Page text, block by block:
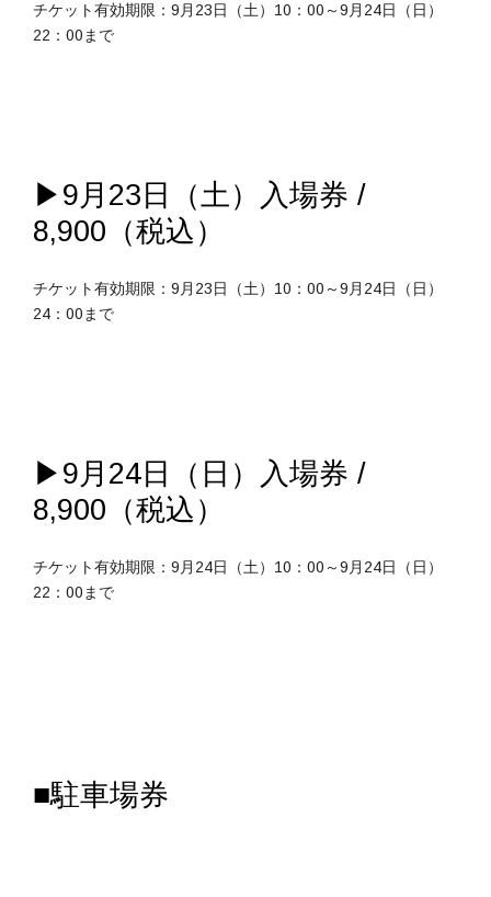
チケット有効期限：9月23日（土）10：00～9月24日（日）
22：00まで
▶9月23日（土）入場券 /
8,900（税込）
チケット有効期限：9月23日（土）10：00～9月24日（日）
24：00まで
▶9月24日（日）入場券 /
8,900（税込）
チケット有効期限：9月24日（土）10：00～9月24日（日）
22：00まで
■駐車場券